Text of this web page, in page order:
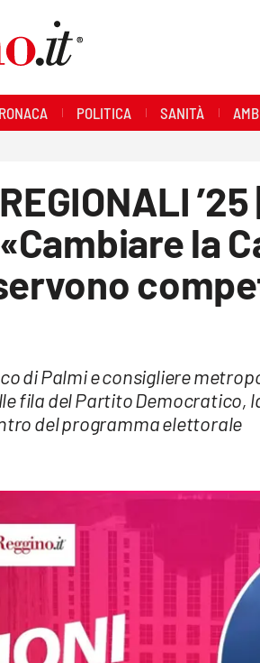
POLITICA SANITÀ
la
di Palmi e consigliere
fila del Partito Democratico,
del programma elettorale